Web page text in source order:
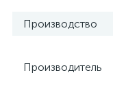
Производство
Производитель